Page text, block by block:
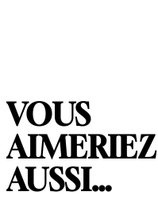
VOUS
AIMERIEZ
AUSSI…